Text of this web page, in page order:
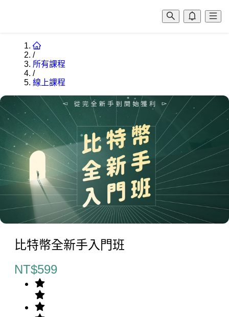
/
所有課程
/
線上課程
比特幣全新手入門班
NT$599